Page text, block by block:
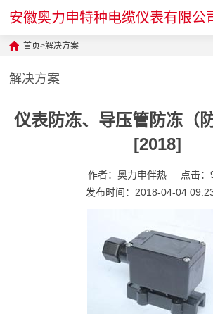
安徽奥力申特种电缆仪表有限公
首页>解决方案
解决方案
仪表防冻、导压管防冻（
[2018]
作者：奥力申伴热
点击：
发布时间：2018-04-04